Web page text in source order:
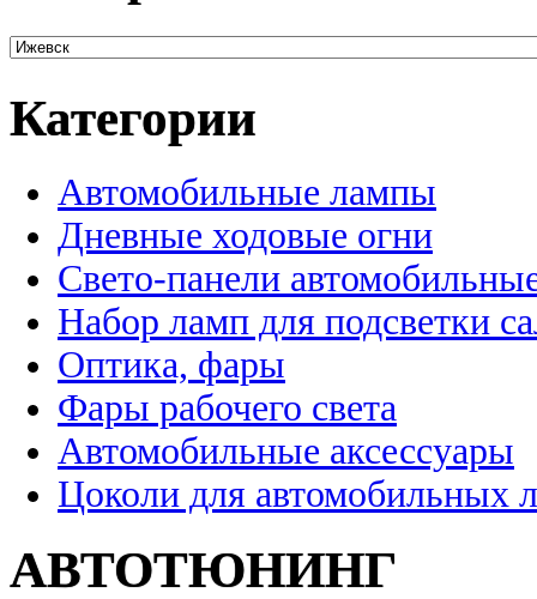
Категории
Автомобильные лампы
Дневные ходовые огни
Свето-панели
Набор ламп для подсветки
Оптика, фары
Фары рабочего света
Автомобильные аксессуары
Цоколи для автомобильных
АВТОТЮНИНГ